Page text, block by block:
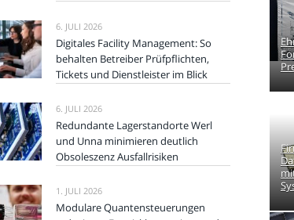
6. JULI 2026
Digitales Facility Management: So
behalten Betreiber Prüfpflichten,
Tickets und Dienstleister im Blick
6. JULI 2026
Redundante Lagerstandorte Werl
und Unna minimieren deutlich
Obsoleszenz Ausfallrisiken
1. JULI 2026
Modulare Quantensteuerungen